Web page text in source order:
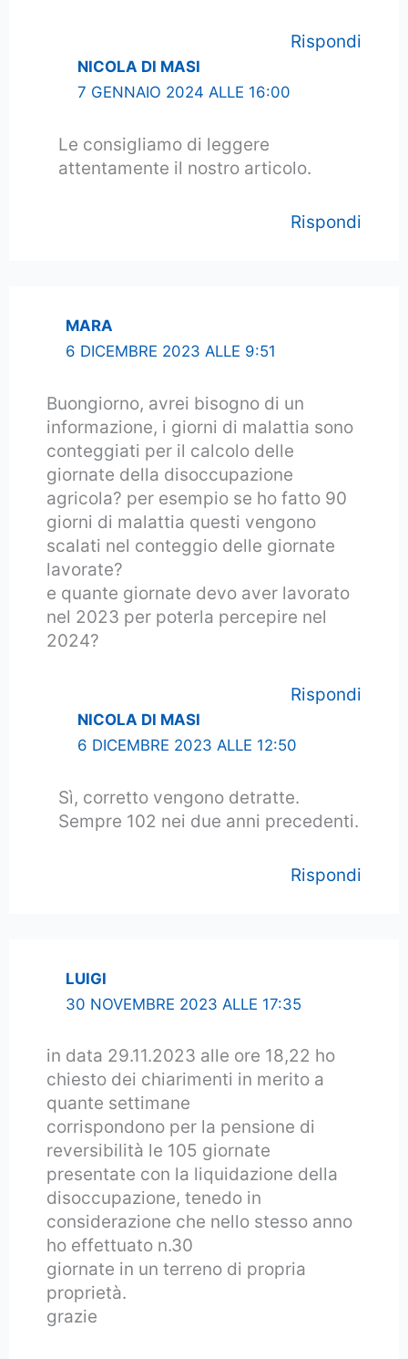
Rispondi
NICOLA DI MASI
7 GENNAIO 2024 ALLE 16:00
Le consigliamo di leggere
attentamente il nostro articolo.
Rispondi
MARA
6 DICEMBRE 2023 ALLE 9:51
Buongiorno, avrei bisogno di un
informazione, i giorni di malattia sono
conteggiati per il calcolo delle
giornate della disoccupazione
agricola? per esempio se ho fatto 90
giorni di malattia questi vengono
scalati nel conteggio delle giornate
lavorate?
e quante giornate devo aver lavorato
nel 2023 per poterla percepire nel
2024?
Rispondi
NICOLA DI MASI
6 DICEMBRE 2023 ALLE 12:50
Sì, corretto vengono detratte.
Sempre 102 nei due anni precedenti.
Rispondi
LUIGI
30 NOVEMBRE 2023 ALLE 17:35
in data 29.11.2023 alle ore 18,22 ho
chiesto dei chiarimenti in merito a
quante settimane
corrispondono per la pensione di
reversibilità le 105 giornate
presentate con la liquidazione della
disoccupazione, tenedo in
considerazione che nello stesso anno
ho effettuato n.30
giornate in un terreno di propria
proprietà.
grazie